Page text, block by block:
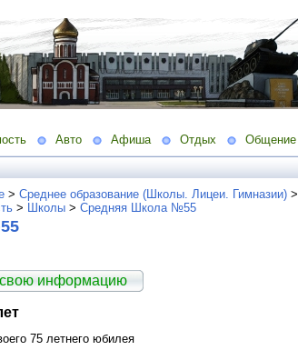
Авто Афиша Отдых Общение
> Среднее образование (Школы. Лицеи. Гимназии) >
> Школы > Средняя Школа №55
свою информацию
75 летнего юбилея